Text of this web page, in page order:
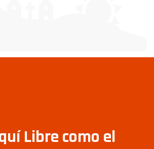
Libre como el